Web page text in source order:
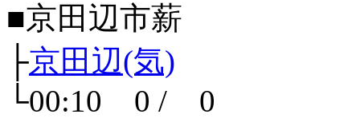
■京田辺市薪
├京田辺(気)
└00:10 0 / 0